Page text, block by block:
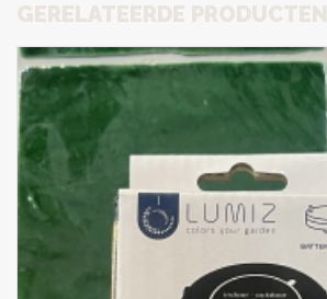
GERELATEERDE PRODUCTEN